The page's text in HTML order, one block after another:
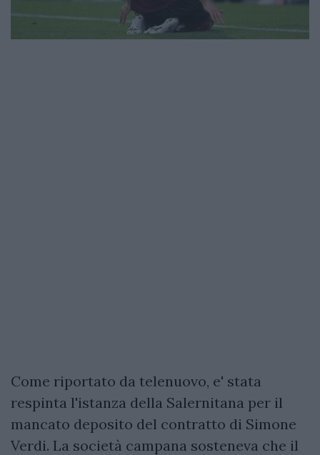
Come riportato da telenuovo, e' stata
respinta l'istanza della Salernitana per il
mancato deposito del contratto di Simone
Verdi. La società campana sosteneva che il